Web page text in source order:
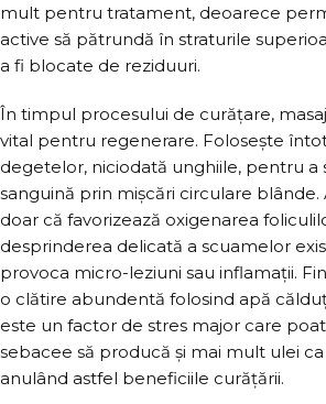
mult pentru tratament, deoarece
active să pătrundă în straturile
a fi blocate de reziduuri.
În timpul procesului de curățare,
vital pentru regenerare. Folosește
degetelor, niciodată unghiile, pentru a
sanguină prin mișcări circulare
doar că favorizează oxigenarea
desprinderea delicată a scuamelor
provoca micro-leziuni sau inflamații.
o clătire abundentă folosind apă
este un factor de stres major care
sebacee să producă și mai mult ulei
anulând astfel beneficiile curățării.